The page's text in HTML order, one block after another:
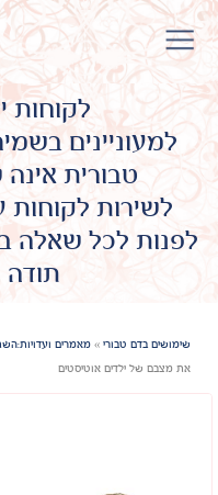
לקוחות
למעוניינים
טבורית
לשירות לקוחות
לפנות לכל שאלה
תודה
שימושים בדם טבורי » מאמרים
את מצבם של ילדים אוטיסטים